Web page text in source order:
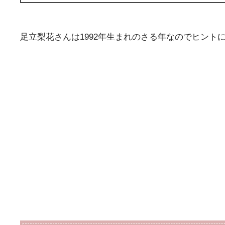
足立梨花さんは1992年生まれのさる年なのでヒント